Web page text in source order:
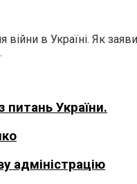
в Україні. Як
питань України.
адміністрацію